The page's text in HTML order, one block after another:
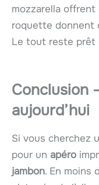
mozzarella
roquette donnent
Le tout reste prêt
Conclusion
aujourd’hui
Si vous cherchez
pour un apéro
jambon. En moins